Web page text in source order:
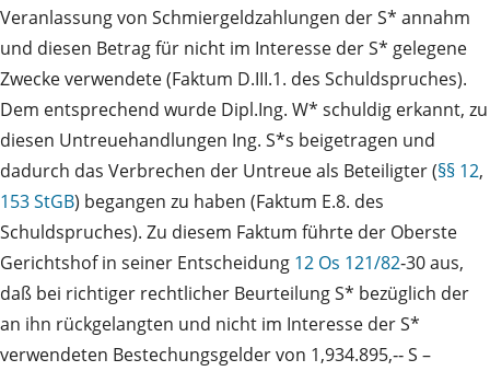
Veranlassung von Schmiergeldzahlungen der S* annahm
und diesen Betrag für nicht im Interesse der S* gelegene
Zwecke verwendete (Faktum D.III.1. des Schuldspruches).
Dem entsprechend wurde Dipl.Ing. W* schuldig erkannt, zu
diesen Untreuehandlungen Ing. S*s beigetragen und
dadurch das Verbrechen der Untreue als Beteiligter (§§ 12,
153 StGB) begangen zu haben (Faktum E.8. des
Schuldspruches). Zu diesem Faktum führte der Oberste
Gerichtshof in seiner Entscheidung 12 Os 121/82‑30 aus,
daß bei richtiger rechtlicher Beurteilung S* bezüglich der
an ihn rückgelangten und nicht im Interesse der S*
verwendeten Bestechungsgelder von 1,934.895,‑‑ S –